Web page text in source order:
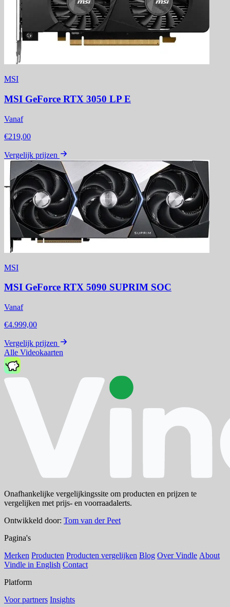
MSI
MSI GeForce RTX 3050 LP E
Vanaf
€219,00
Vergelijk prijzen
MSI
MSI GeForce RTX 5090 SUPRIM SOC
Vanaf
€4.999,00
Vergelijk prijzen
Alle Videokaarten
Onafhankelijke vergelijkingssite om producten en prijzen te
vergelijken met prijs- en voorraadalerts.
Ontwikkeld door: Tom van der Peet
Pagina's
Merken Producten Producten vergelijken Blog Over Vindle About
Vindle in English Contact
Platform
Voor partners Insights